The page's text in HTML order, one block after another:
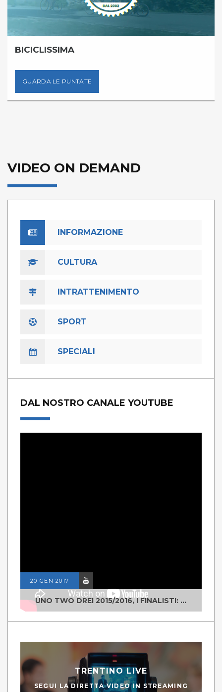
BICICLISSIMA
GUARDA LE PUNTATE
VIDEO ON DEMAND
INFORMAZIONE
CULTURA
INTRATTENIMENTO
SPORT
SPECIALI
DAL NOSTRO CANALE YOUTUBE
20 GEN 2017
UNO TWO DREI 2015/2016, I FINALISTI: CLASSE IV ALS ISTITUTO "DEGASPERI" BORGO VALSUGANA
TRENTINO LIVE
SEGUI LA DIRETTA VIDEO IN STREAMING